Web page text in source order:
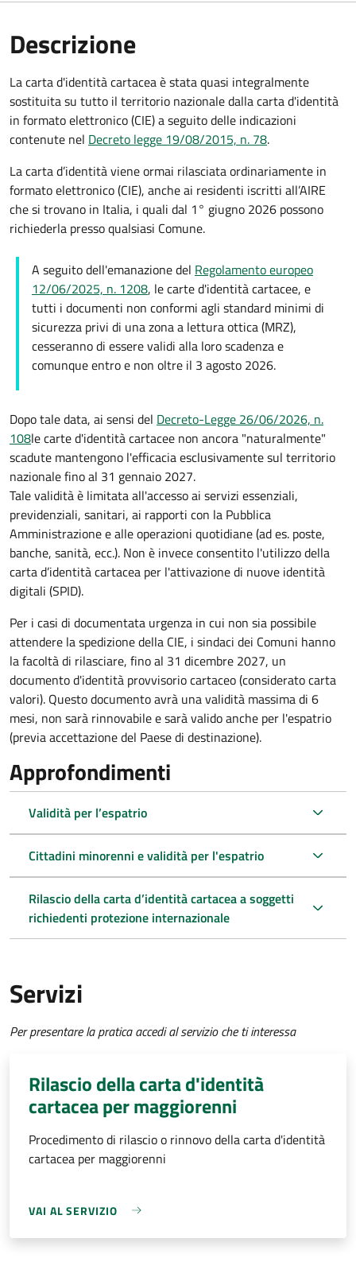
Descrizione
La carta d'identità cartacea è stata quasi integralmente
sostituita su tutto il territorio nazionale dalla carta d'identità
in formato elettronico (CIE) a seguito delle indicazioni
contenute nel Decreto legge 19/08/2015, n. 78.
La carta d’identità viene ormai rilasciata ordinariamente in
formato elettronico (CIE), anche ai residenti iscritti all’AIRE
che si trovano in Italia, i quali dal 1° giugno 2026 possono
richiederla presso qualsiasi Comune.
A seguito dell'emanazione del Regolamento europeo
12/06/2025, n. 1208, le carte d'identità cartacee, e
tutti i documenti non conformi agli standard minimi di
sicurezza privi di una zona a lettura ottica (MRZ),
cesseranno di essere validi alla loro scadenza e
comunque entro e non oltre il 3 agosto 2026.
Dopo tale data, ai sensi del Decreto-Legge 26/06/2026, n.
108le carte d'identità cartacee non ancora "naturalmente"
scadute mantengono l'efficacia esclusivamente sul territorio
nazionale fino al 31 gennaio 2027.
Tale validità è limitata all'accesso ai servizi essenziali,
previdenziali, sanitari, ai rapporti con la Pubblica
Amministrazione e alle operazioni quotidiane (ad es. poste,
banche, sanità, ecc.). Non è invece consentito l'utilizzo della
carta d’identità cartacea per l'attivazione di nuove identità
digitali (SPID).
Per i casi di documentata urgenza in cui non sia possibile
attendere la spedizione della CIE, i sindaci dei Comuni hanno
la facoltà di rilasciare, fino al 31 dicembre 2027, un
documento d'identità provvisorio cartaceo (considerato carta
valori). Questo documento avrà una validità massima di 6
mesi, non sarà rinnovabile e sarà valido anche per l'espatrio
(previa accettazione del Paese di destinazione).
Approfondimenti
Validità per l’espatrio
Cittadini minorenni e validità per l'espatrio
Rilascio della carta d’identità cartacea a soggetti
richiedenti protezione internazionale
Servizi
Per presentare la pratica accedi al servizio che ti interessa
Rilascio della carta d'identità
cartacea per maggiorenni
Procedimento di rilascio o rinnovo della carta d'identità
cartacea per maggiorenni
VAI AL SERVIZIO